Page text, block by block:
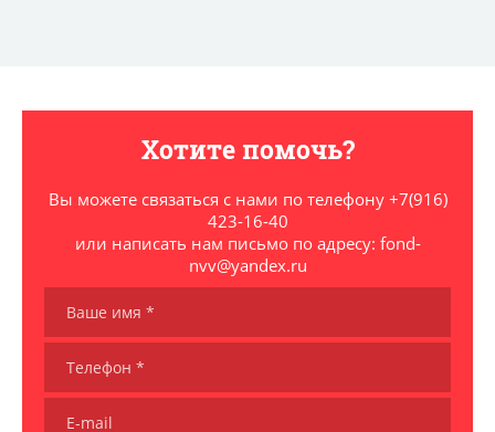
Хотите помочь?
Вы можете связаться с нами по телефону +7(916)
423-16-40
или написать нам письмо по адресу: fond-
nvv@yandex.ru